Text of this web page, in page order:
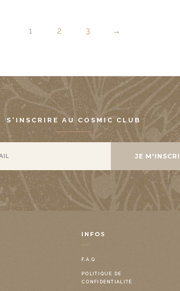
1 2 3 →
S'INSCRIRE AU COSMIC CLUB
INFOS
F.A.Q
POLITIQUE DE
CONFIDENTIALITÉ